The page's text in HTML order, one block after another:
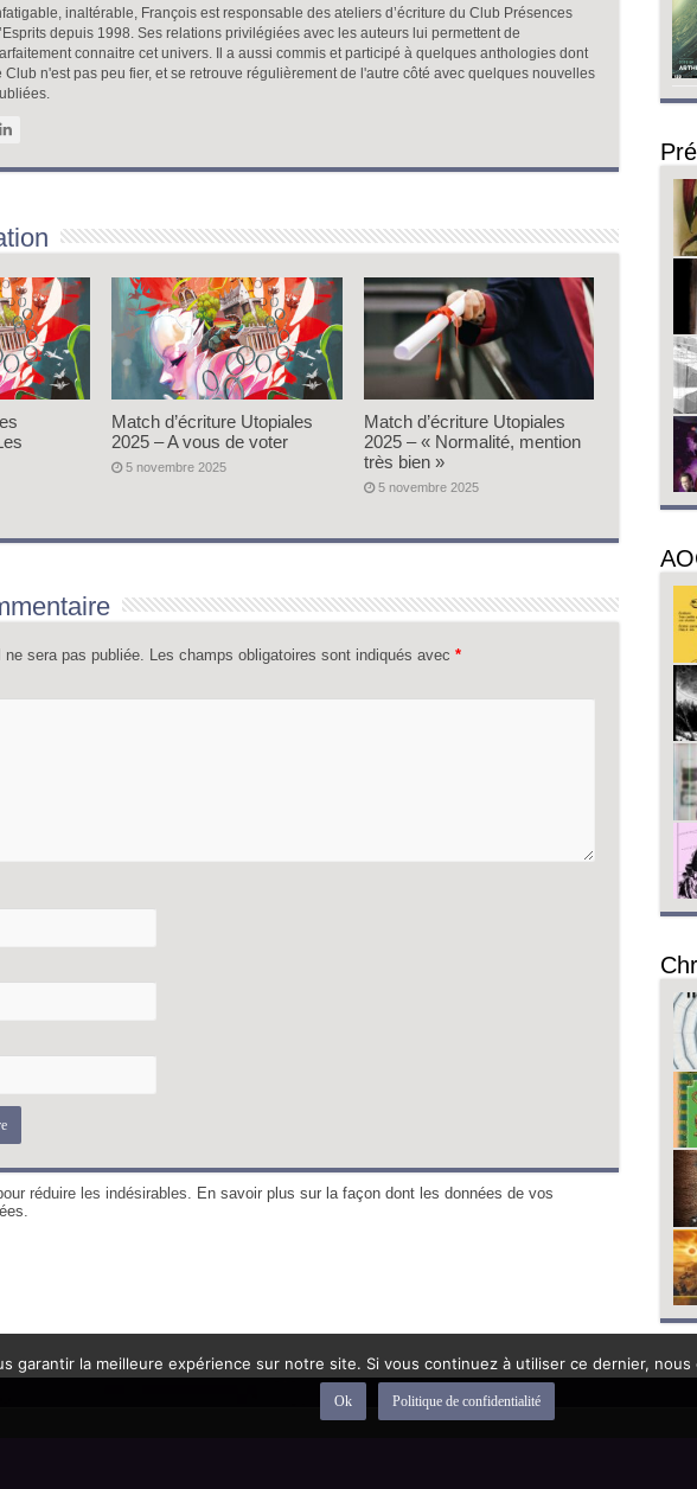
inaltérable, François est responsable des ateliers d’écriture du Club Présences
depuis 1998. Ses relations privilégiées avec les auteurs lui permettent de
connaitre cet univers. Il a aussi commis et participé à quelques anthologies dont
Club n'est pas peu fier, et se retrouve régulièrement de l'autre côté avec quelques nouvelles
Match d’écriture Utopiales
2025 – A vous de voter
5 novembre 2025
Match d’écriture Utopiales
2025 – « Normalité, mention
très bien »
5 novembre 2025
sera pas publiée. Les champs obligatoires sont indiqués avec *
réduire les indésirables. En savoir plus sur la façon dont les données de vos
.
garantir la meilleure expérience sur notre site. Si vous continuez à utiliser ce dernier,
Ok Politique de confidentialité